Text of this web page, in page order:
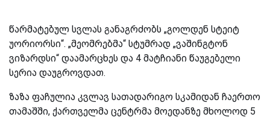
წარმატებულ სვლას განაგრძობს „გოლდენ სტეიტ
უორიორსი“. „მეომრებმა“ სტუმრად „ვაშინგტონ
ვიზარდსი“ დაამარცხეს და 4 მატჩიანი წაუგებელი
სერია დაუგროვდათ.
ზაზა ფაჩულია კვლავ სათადარიგო სკამიდან ჩაერთო
თამაშში, ქართველმა ცენტრმა მოედანზე მხოლოდ 5